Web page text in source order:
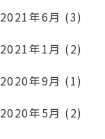
2021年6月 (3)
2021年1月 (2)
2020年9月 (1)
2020年5月 (2)